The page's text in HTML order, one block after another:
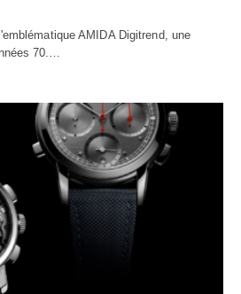
AMIDA Digitrend, une
70.…